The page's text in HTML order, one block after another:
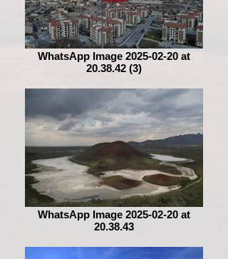
WhatsApp Image 2025-02-20 at
20.38.42 (3)
WhatsApp Image 2025-02-20 at
20.38.43